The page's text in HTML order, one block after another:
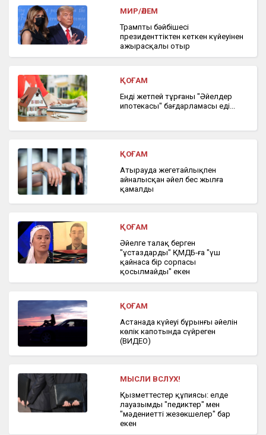
МИР/ӘЛЕМ
Трамптың бәйбішесі
президенттіктен кеткен күйеуінен
ажырасқалы отыр
ҚОҒАМ
Енді жетпей тұрғаны "Әйелдер
ипотекасы" бағдарламасы еді...
ҚОҒАМ
Атырауда жеңгетайлықпен
айналысқан әйел бес жылға
қамалды
ҚОҒАМ
Әйелге талақ берген
"ұстаздардың" ҚМДБ-ға "үш
қайнаса бір сорпасы
қосылмайды" екен
ҚОҒАМ
Астанада күйеуі бұрынғы әйелін
көлік капотында сүйреген
(ВИДЕО)
МЫСЛИ ВСЛУХ!
Қызметтестер құпиясы: елде
лауазымды "педиктер" мен
"мәдениетті жезөкшелер" бар
екен